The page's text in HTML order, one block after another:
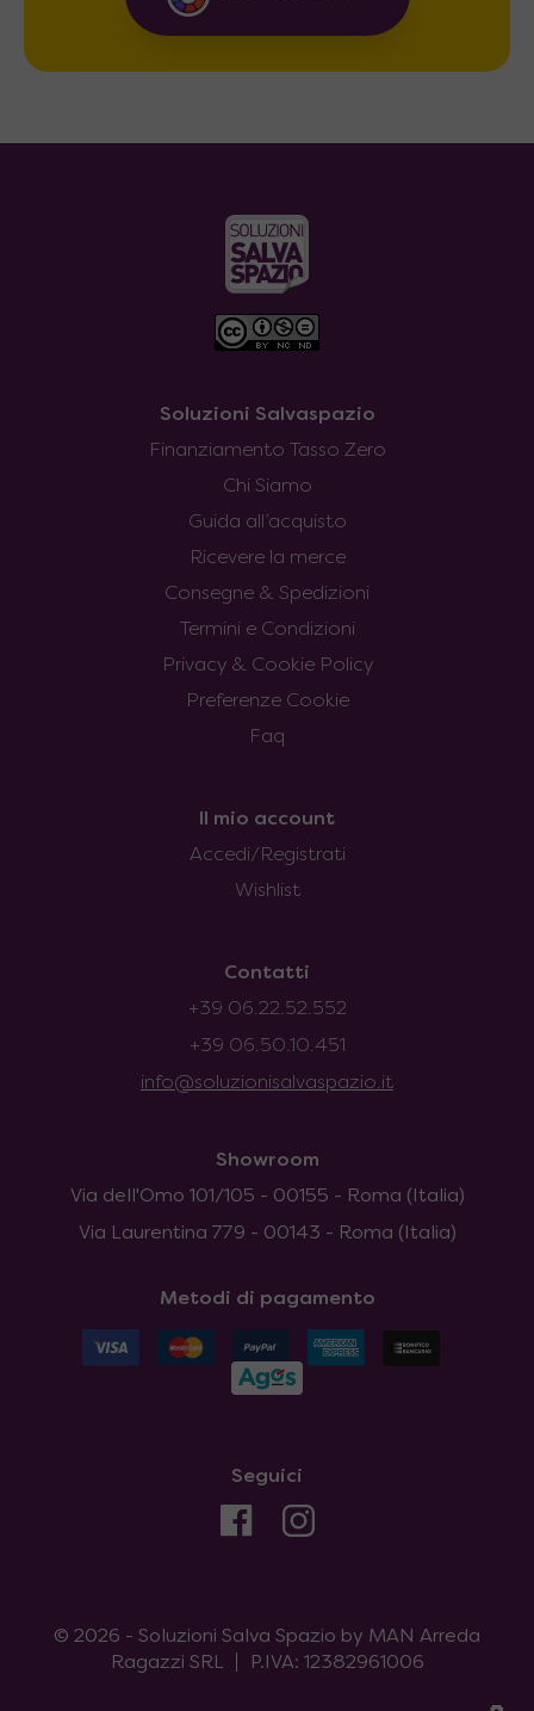
Soluzioni Salvaspazio
Finanziamento Tasso Zero
Chi Siamo
Guida all’acquisto
Ricevere la merce
Consegne & Spedizioni
Termini e Condizioni
Privacy & Cookie Policy
Preferenze Cookie
Faq
Il mio account
Accedi/Registrati
Wishlist
Contatti
+39 06.22.52.552
+39 06.50.10.451
info@soluzionisalvaspazio.it
Showroom
Via dell'Omo 101/105 - 00155 - Roma (Italia)
Via Laurentina 779 - 00143 - Roma (Italia)
Metodi di pagamento
Seguici
© 2026 - Soluzioni Salva Spazio by MAN Arreda
Ragazzi SRL
P.IVA: 12382961006